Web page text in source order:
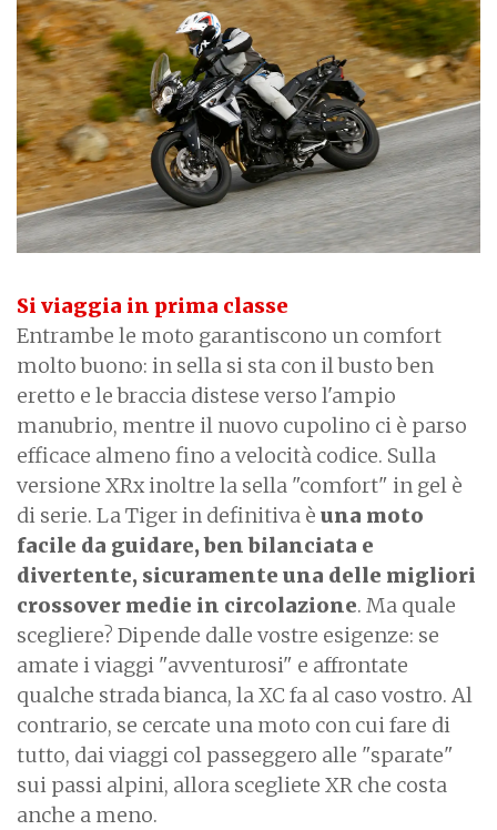
Si viaggia in prima classe
Entrambe le moto garantiscono un comfort
molto buono: in sella si sta con il busto ben
eretto e le braccia distese verso l'ampio
manubrio, mentre il nuovo cupolino ci è parso
efficace almeno fino a velocità codice. Sulla
versione XRx inoltre la sella "comfort" in gel è
di serie. La Tiger in definitiva è una moto
facile da guidare, ben bilanciata e
divertente, sicuramente una delle migliori
crossover medie in circolazione. Ma quale
scegliere? Dipende dalle vostre esigenze: se
amate i viaggi "avventurosi" e affrontate
qualche strada bianca, la XC fa al caso vostro. Al
contrario, se cercate una moto con cui fare di
tutto, dai viaggi col passeggero alle "sparate"
sui passi alpini, allora scegliete XR che costa
anche a meno.